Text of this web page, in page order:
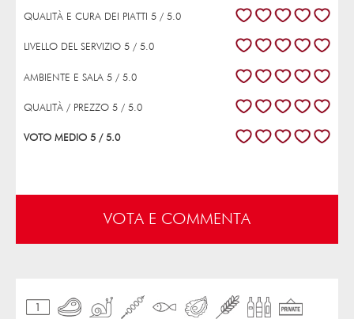
QUALITÀ E CURA DEI PIATTI 5 / 5.0
LIVELLO DEL SERVIZIO 5 / 5.0
AMBIENTE E SALA 5 / 5.0
QUALITÀ / PREZZO 5 / 5.0
VOTO MEDIO 5 / 5.0
VOTA E COMMENTA